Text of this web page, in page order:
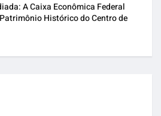
A Caixa Econômica Federal
Histórico do Centro de